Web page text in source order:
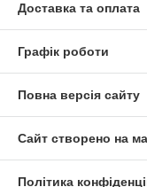
Доставка та оплата
Графік роботи
Повна версія сайту
Сайт створено на
Політика